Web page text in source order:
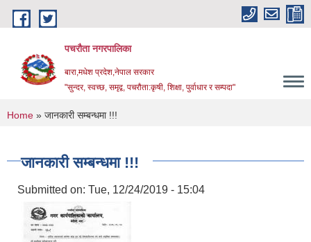
Skip to main content
पचरौता नगरपालिका
बारा,मधेश प्रदेश,नेपाल सरकार
"सुन्दर, स्वच्छ, समृद्व, पचरौता:कृषी, शिक्षा, पुर्वाधार र सम्पदा"
You are here
Home » जानकारी सम्बन्धमा !!!
जानकारी सम्बन्धमा !!!
Submitted on: Tue, 12/24/2019 - 15:04